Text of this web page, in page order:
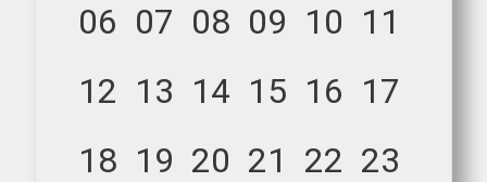
06 07 08 09 10 11
12 13 14 15 16 17
18 19 20 21 22 23